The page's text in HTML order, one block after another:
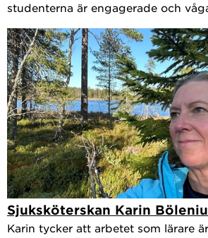
studenterna är engagerade och
Sjuksköterskan Karin
Karin tycker att arbetet som lärare